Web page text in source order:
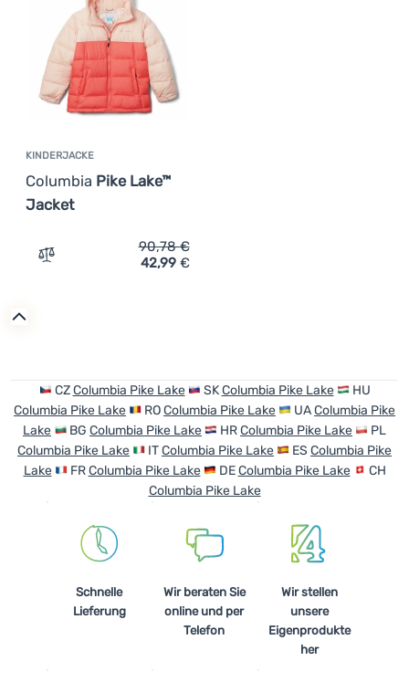
Anmelden /
Registrieren
KINDERJACKE
Columbia Pike Lake™
Jacket
Zum Vergleich 'Kinderjacke Columbia Pike Lake™
90,78€
42,99 €
CZColumbia Pike Lake SKColumbia Pike Lake
HU
Columbia Pike Lake
ROColumbia Pike Lake UAColumbia Pike
Lake
BG Columbia Pike Lake HRColumbia Pike Lake
PL
Columbia Pike Lake
ITColumbia Pike Lake ES Columbia Pike
Lake
FRColumbia Pike Lake DEColumbia Pike Lake
CH
Columbia Pike Lake
Schnelle
Lieferung
Wir beraten Sie
online und per
Telefon
Wir stellen
unsere
Eigenprodukte
her